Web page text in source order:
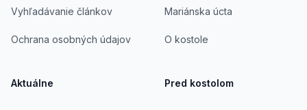
Vyhľadávanie článkov
Ochrana osobných údajov
Aktuálne
Mariánska úcta
O kostole
Pred kostolom